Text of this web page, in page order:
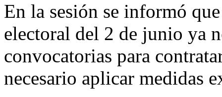
En la sesión se informó
electoral del 2 de junio ya
convocatorias para
necesario aplicar medidas